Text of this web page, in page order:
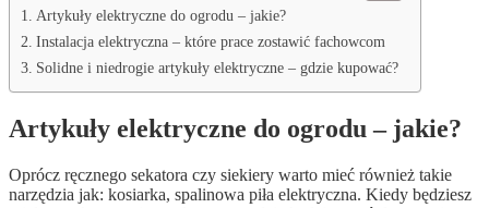
Artykuły elektryczne do ogrodu – jakie?
Instalacja elektryczna – które prace zostawić fachowcom
Solidne i niedrogie artykuły elektryczne – gdzie kupować?
Artykuły elektryczne do ogrodu – jakie?
Oprócz ręcznego sekatora czy siekiery warto mieć również takie
narzędzia jak: kosiarka, spalinowa piła elektryczna. Kiedy będziesz